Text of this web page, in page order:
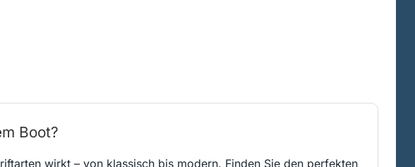
Boot?
wirkt – von klassisch bis modern. Finden Sie den perfekten